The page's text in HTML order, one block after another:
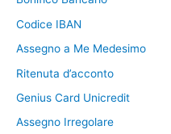
Codice IBAN
Assegno a Me Medesimo
Ritenuta d’acconto
Genius Card Unicredit
Assegno Irregolare